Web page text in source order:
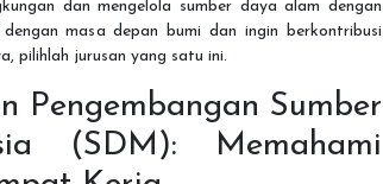
dan mengelola sumber daya alam dengan
masa depan bumi dan ingin berkontribusi
pilihlah jurusan yang satu ini.
Pengembangan Sumber
(SDM): Memahami